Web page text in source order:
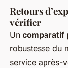
Retours
vérifier
Un comparatif
robustesse du
service après-